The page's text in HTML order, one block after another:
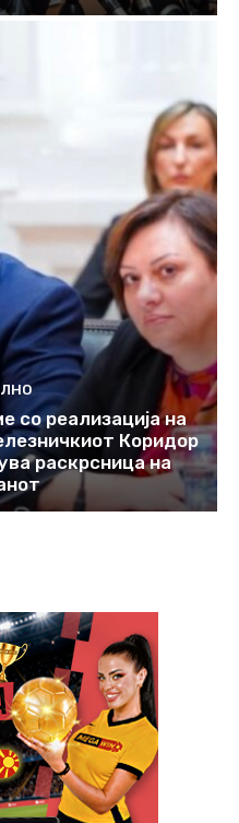
со реализација на
Коридор
раскрсница на